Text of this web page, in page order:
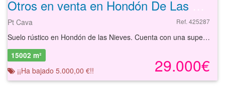
Pt Cava Ref. 425287
Suelo rústico en Hondón de las Nieves. Cuenta con una superfície de 15002 m². Ubicado en una zona rural de uso agrícola con buen acceso a carreteras. Podrá conocer las posibilidades reales de este solar y valorar sus posibilidades de inversión. Empiece ahora mismo pidiendo más información. Un responsable cercano a usted le atenderá personalmente.
29.000€
15002 m²
¡¡Ha bajado 5.000,00 €!!